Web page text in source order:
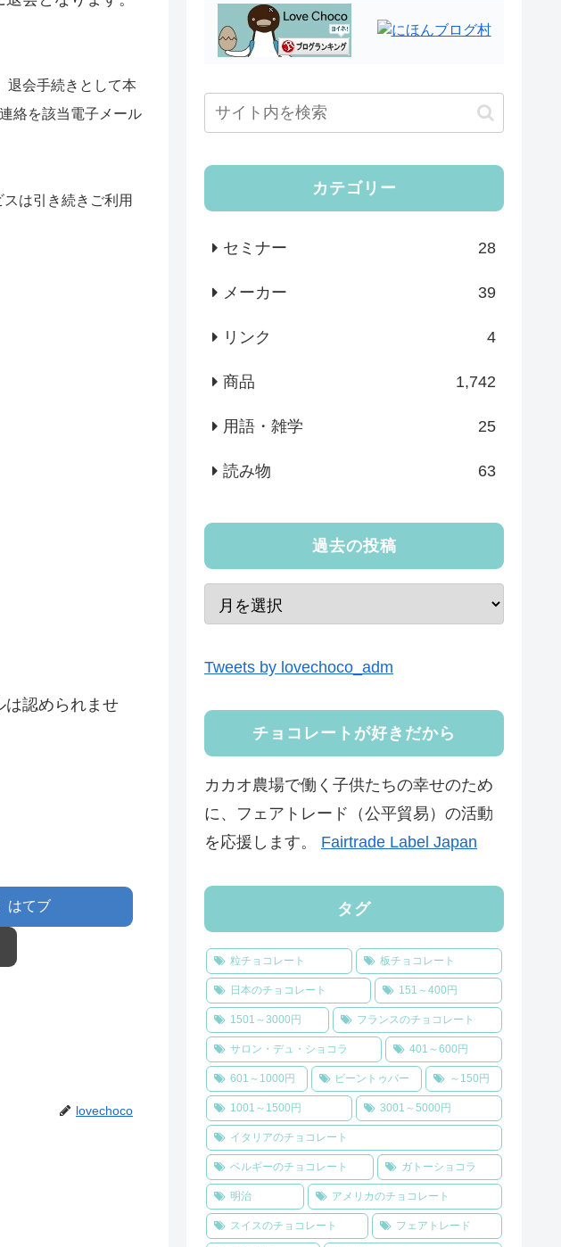
退会手続きとして本
絡を該当電子メール
は引き続きご利用
は認められませ
はてブ
lovechoco
カテゴリー
セミナー 28
メーカー 39
リンク 4
商品 1,742
用語・雑学 25
読み物 63
過去の投稿
Tweets by lovechoco_adm
チョコレートが好きだから
カカオ農場で働く子供たちの幸せのため
に、フェアトレード（公平貿易）の活動
を応援します。 Fairtrade Label Japan
タグ
粒チョコレート 板チョコレート
日本のチョコレート 151～400円
1501～3000円 フランスのチョコレート
サロン・デュ・ショコラ 401～600円
601～1000円 ビーントゥバー ～150円
1001～1500円 3001～5000円
イタリアのチョコレート
ベルギーのチョコレート ガトーショコラ
明治 アメリカのチョコレート
スイスのチョコレート フェアトレード